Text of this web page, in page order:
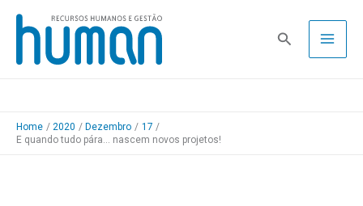
Skip
content
Pesquisa
Home 2020 Dezembro
17
E quando tudo pára… nascem novos projetos!